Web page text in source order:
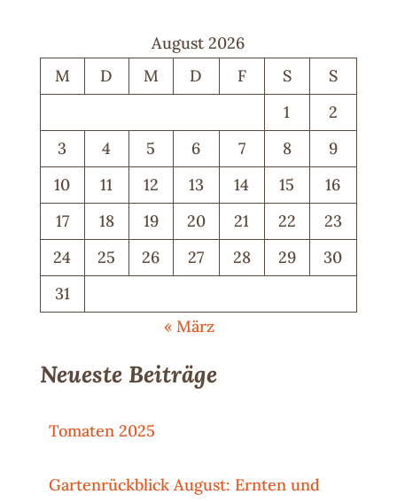
August 2026
M
D M D F S
S
1
2
3
4 5 6 7 8
9
10
11 12 13 14 15
16
17
18 19 20 21 22
23
24
25 26 27 28 29
30
31
« März
Neueste Beiträge
Tomaten 2025
Gartenrückblick August: Ernten und